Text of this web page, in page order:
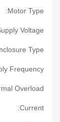
Motor Type:
Supply Voltage:
Enclosure Type:
Supply Frequency:
Thermal Overload:
Current: